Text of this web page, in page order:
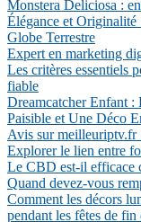
Monstera Deliciosa :
Élégance et
Globe Terrestre
Expert en marketing
Les critères essentiels
fiable
Dreamcatcher Enfant :
Paisible et Une Déco
Avis sur meilleuriptv.fr
Explorer le lien entre
Le CBD est-il efficace
Quand devez-vous
Comment les décors
pendant les fêtes de fin